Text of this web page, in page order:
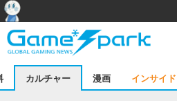
カルチャー 漫画 インサイド